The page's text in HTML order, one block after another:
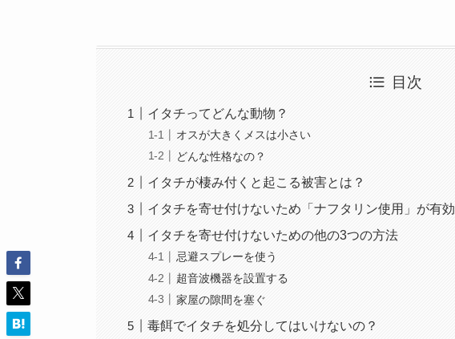
目次
イタチってどんな動物？
オスが大きくメスは小さい
どんな性格なの？
イタチが棲み付くと起こる被害とは？
イタチを寄せ付けないため「ナフタリン使用」が有効
イタチを寄せ付けないための他の3つの方法
忌避スプレーを使う
超音波機器を設置する
家屋の隙間を塞ぐ
毒餌でイタチを処分してはいけないの？